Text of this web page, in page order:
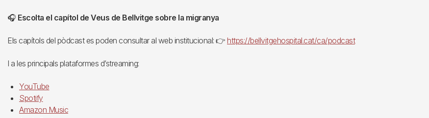
🎧 Escolta el capítol de Veus de Bellvitge sobre la migranya
Els capítols del pòdcast es poden consultar al web institucional: 👉 https://bellvitgehospital.cat/ca/podcast
I a les principals plataformes d’streaming:
YouTube
Spotify
Amazon Music